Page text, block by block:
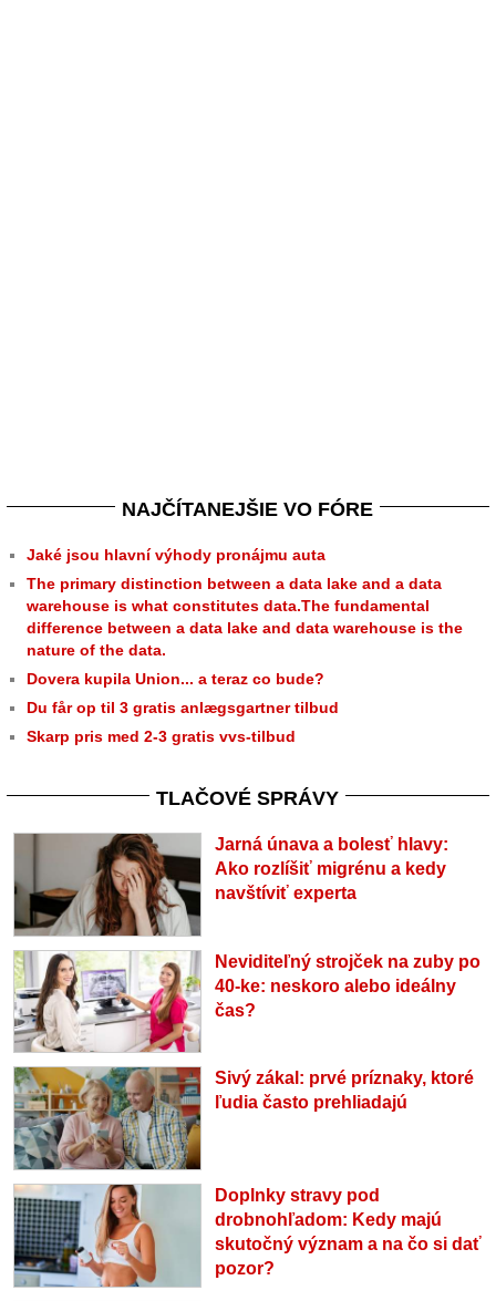
NAJČÍTANEJŠIE VO FÓRE
Jaké jsou hlavní výhody pronájmu auta
The primary distinction between a data lake and a data
warehouse is what constitutes data.The fundamental
difference between a data lake and data warehouse is the
nature of the data.
Dovera kupila Union... a teraz co bude?
Du får op til 3 gratis anlægsgartner tilbud
Skarp pris med 2-3 gratis vvs-tilbud
TLAČOVÉ SPRÁVY
Jarná únava a bolesť hlavy:
Ako rozlíšiť migrénu a kedy
navštíviť experta
Neviditeľný strojček na zuby po
40-ke: neskoro alebo ideálny
čas?
Sivý zákal: prvé príznaky, ktoré
ľudia často prehliadajú
Doplnky stravy pod
drobnohľadom: Kedy majú
skutočný význam a na čo si dať
pozor?